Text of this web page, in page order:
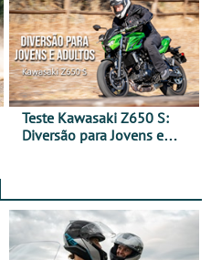
Teste Kawasaki Z650 S:
Diversão para Jovens e